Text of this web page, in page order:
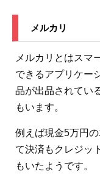
メルカリ
メルカリとはスマ
できるアプリケー
品が出品されてい
もいます。
例えば現金5万円
て決済もクレジッ
もいたようです。